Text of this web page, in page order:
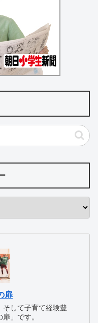
扉
そして子育て経験豊
」です。